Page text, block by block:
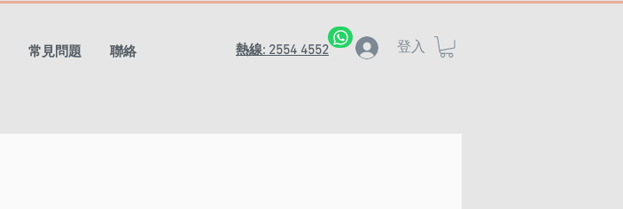
常見問題 聯絡 熱線: 2554 4552 登入